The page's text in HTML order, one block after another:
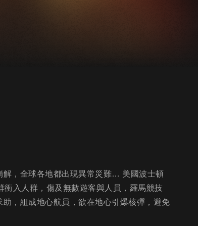
解，全球各地都出現異常災難… 美國波士頓
入人群，傷及無數遊客與人員，羅馬競技
，組成地心航員，欲在地心引爆核彈，避免